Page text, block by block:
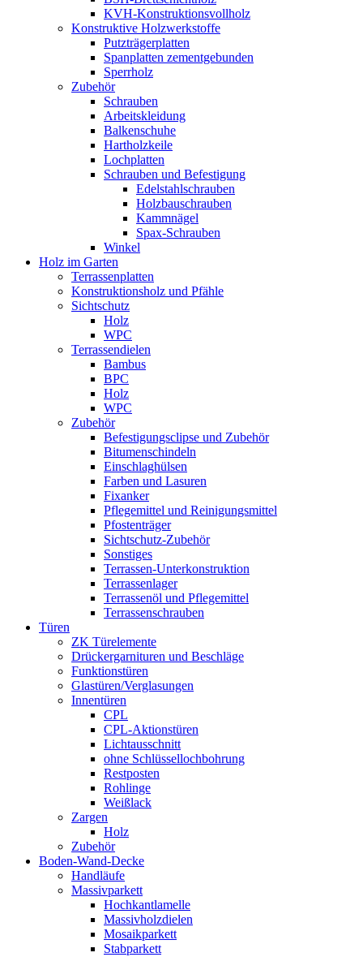
KVH-Konstruktionsvollholz
Konstruktive Holzwerkstoffe
Putzträgerplatten
Spanplatten zementgebunden
Sperrholz
Zubehör
Schrauben
Arbeitskleidung
Balkenschuhe
Hartholzkeile
Lochplatten
Schrauben und Befestigung
Edelstahlschrauben
Holzbauschrauben
Kammnägel
Spax-Schrauben
Winkel
Holz im Garten
Terrassenplatten
Konstruktionsholz und Pfähle
Sichtschutz
Holz
WPC
Terrassendielen
Bambus
BPC
Holz
WPC
Zubehör
Befestigungsclipse und Zubehör
Bitumenschindeln
Einschlaghülsen
Farben und Lasuren
Fixanker
Pflegemittel und Reinigungsmittel
Pfostenträger
Sichtschutz-Zubehör
Sonstiges
Terrassen-Unterkonstruktion
Terrassenlager
Terrassenöl und Pflegemittel
Terrassenschrauben
Türen
ZK Türelemente
Drückergarnituren und Beschläge
Funktionstüren
Glastüren/Verglasungen
Innentüren
CPL
CPL-Aktionstüren
Lichtausschnitt
ohne Schlüssellochbohrung
Restposten
Rohlinge
Weißlack
Zargen
Holz
Zubehör
Boden-Wand-Decke
Handläufe
Massivparkett
Hochkantlamelle
Massivholzdielen
Mosaikparkett
Stabparkett